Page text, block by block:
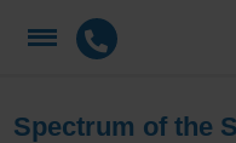
Spectrum of the